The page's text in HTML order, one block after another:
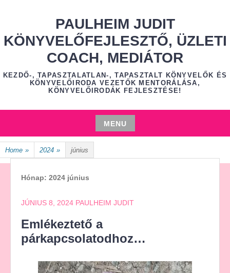
content
PAULHEIM JUDIT
KÖNYVELŐFEJLESZTŐ, ÜZLETI
COACH, MEDIÁTOR
KEZDŐ-, TAPASZTALATLAN-, TAPASZTALT KÖNYVELŐK ÉS
KÖNYVELŐIRODA VEZETŐK MENTORÁLÁSA,
KÖNYVELŐIRODÁK FEJLESZTÉSE!
MENU
Skip
to
content
Home » 2024 » június
Hónap: 2024 június
JÚNIUS 8, 2024 PAULHEIM JUDIT
Emlékeztető a
párkapcsolatodhoz…